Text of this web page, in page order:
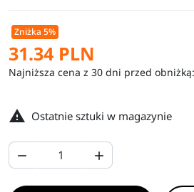
Zniżka 5%
31.34 PLN
Najniższa cena z 30 dni przed obniżką:
 Ostatnie sztuki w magazynie
 